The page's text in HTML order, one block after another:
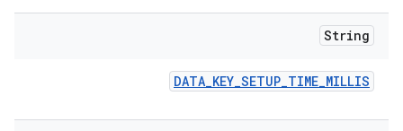
String
DATA_KEY_SETUP_TIME_MILLIS